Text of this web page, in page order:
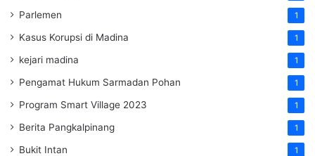
Parlemen 1
Kasus Korupsi di Madina 1
kejari madina 1
Pengamat Hukum Sarmadan Pohan 1
Program Smart Village 2023 1
Berita Pangkalpinang 1
Bukit Intan 1